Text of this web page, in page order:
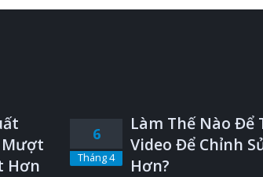
Mượt
Hơn
6
Tháng 4
Làm Thế Nào Để
Video Để Chỉnh
Hơn?